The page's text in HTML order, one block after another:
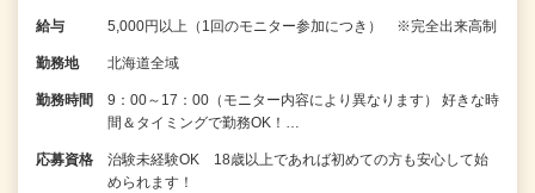
給与 5,000円以上（1回のモニター参加につき） ※完全出来高制
勤務地 北海道全域
勤務時間
9：00～17：00（モニター内容により異なります） 好きな時
間＆タイミングで勤務OK！…
応募資格
治験未経験OK 18歳以上であれば初めての方も安心して始
められます！